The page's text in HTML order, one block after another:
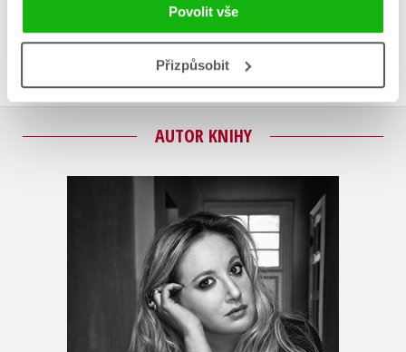
Povolit vše
Přizpůsobit
Uživatelskou recenzi mohou vkládat pouze registrovaní uživatelé
AUTOR KNIHY